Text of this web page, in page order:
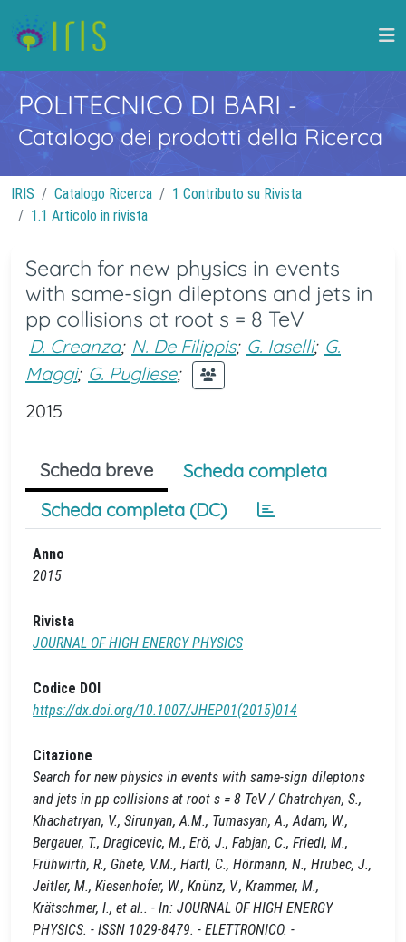
POLITECNICO DI BARI -
Catalogo dei prodotti della Ricerca
IRIS Catalogo Ricerca
1 Contributo su Rivista
1.1 Articolo in rivista
Search for new physics in events
with same-sign dileptons and jets in
pp collisions at root s = 8 TeV
D. Creanza; N. De Filippis; G. Iaselli; G.
Maggi; G. Pugliese;
2015
Scheda breve
Scheda completa
Scheda completa (DC)
Anno
2015
Rivista
JOURNAL OF HIGH ENERGY PHYSICS
Codice DOI
https://dx.doi.org/10.1007/JHEP01(2015)014
Citazione
Search for new physics in events with same-sign dileptons
and jets in pp collisions at root s = 8 TeV / Chatrchyan, S.,
Khachatryan, V., Sirunyan, A.M., Tumasyan, A., Adam, W.,
Bergauer, T., Dragicevic, M., Erö, J., Fabjan, C., Friedl, M.,
Frühwirth, R., Ghete, V.M., Hartl, C., Hörmann, N., Hrubec, J.,
Jeitler, M., Kiesenhofer, W., Knünz, V., Krammer, M.,
Krätschmer, I., et al.. - In: JOURNAL OF HIGH ENERGY
PHYSICS. - ISSN 1029-8479. - ELETTRONICO. -